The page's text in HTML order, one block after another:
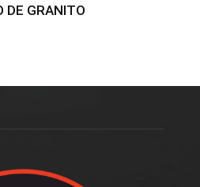
DE GRANITO